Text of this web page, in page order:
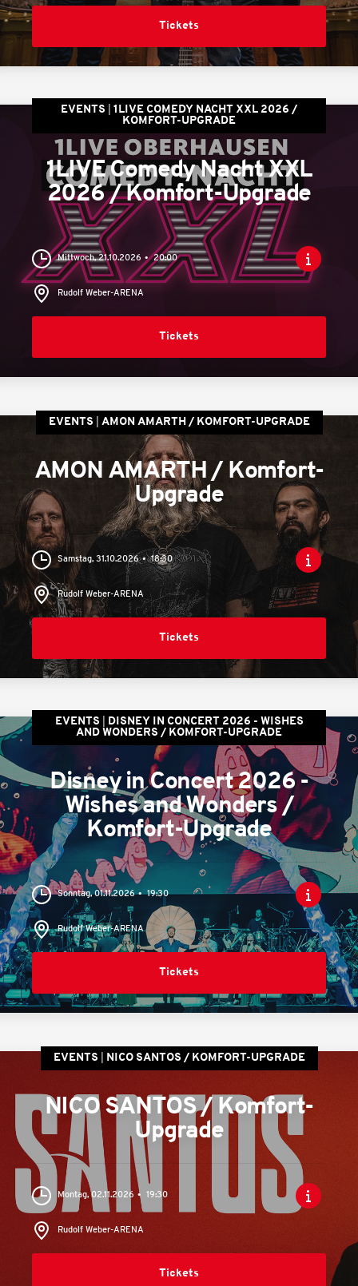
Tickets
EVENTS
1LIVE COMEDY NACHT XXL 2026 /
KOMFORT-UPGRADE
1LIVE Comedy Nacht XXL
2026 / Komfort-Upgrade
Mittwoch, 21.10.2026 20:00
Rudolf Weber-ARENA
Tickets
EVENTS AMON AMARTH / KOMFORT-UPGRADE
AMON AMARTH / Komfort-
Upgrade
Samstag, 31.10.2026 18:30
Rudolf Weber-ARENA
Tickets
EVENTS
DISNEY IN CONCERT 2026 - WISHES
AND WONDERS / KOMFORT-UPGRADE
Disney in Concert 2026 -
Wishes and Wonders /
Komfort-Upgrade
Sonntag, 01.11.2026 19:30
Rudolf Weber-ARENA
Tickets
EVENTS NICO SANTOS / KOMFORT-UPGRADE
NICO SANTOS / Komfort-
Upgrade
Montag, 02.11.2026 19:30
Rudolf Weber-ARENA
Tickets